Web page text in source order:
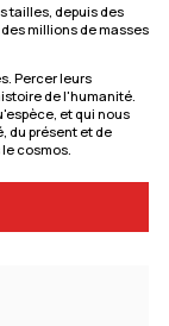
tailles, depuis des
millions de masses
Percer leurs
de l'humanité.
et qui nous
du présent et de
cosmos.